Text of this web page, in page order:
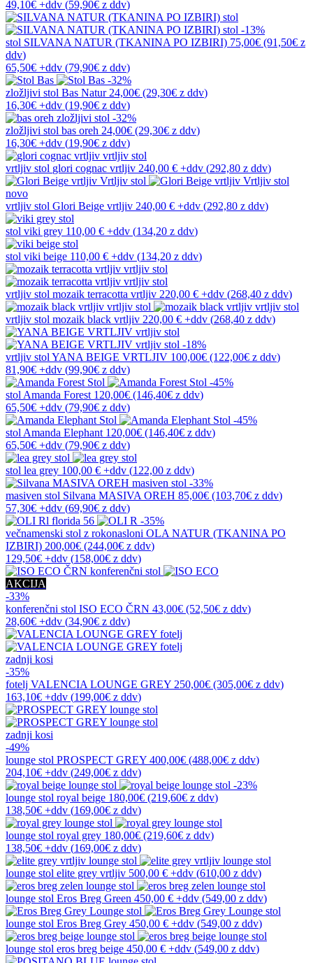
49,10€ +ddv (59,90€ z ddv)
-13%
stol SILVANA NATUR (TKANINA PO IZBIRI) 75,00€ (91,50€ z
ddv)
65,50€ +ddv (79,90€ z ddv)
-32%
zložljivi stol Bas Natur 24,00€ (29,30€ z ddv)
16,30€ +ddv (19,90€ z ddv)
-32%
zložljivi stol bas oreh 24,00€ (29,30€ z ddv)
16,30€ +ddv (19,90€ z ddv)
vrtljiv stol glori cognac vrtljiv 240,00 € +ddv (292,80 z ddv)
novo
vrtljiv stol Glori Beige vrtljiv 240,00 € +ddv (292,80 z ddv)
stol viki grey 110,00 € +ddv (134,20 z ddv)
stol viki beige 110,00 € +ddv (134,20 z ddv)
vrtljiv stol mozaik terracotta vrtljiv 220,00 € +ddv (268,40 z ddv)
vrtljiv stol mozaik black vrtljiv 220,00 € +ddv (268,40 z ddv)
-18%
vrtljiv stolYANA BEIGE VRTLJIV 100,00€ (122,00€ z ddv)
81,90€ +ddv (99,90€ z ddv)
-45%
stolAmanda Forest 120,00€ (146,40€ z ddv)
65,50€ +ddv (79,90€ z ddv)
-45%
stolAmanda Elephant 120,00€ (146,40€ z ddv)
65,50€ +ddv (79,90€ z ddv)
stol lea grey 100,00 € +ddv (122,00 z ddv)
-33%
masiven stol Silvana MASIVA OREH 85,00€ (103,70€ z ddv)
57,30€ +ddv (69,90€ z ddv)
-35%
večnamenski stol z rokonasloni OLA NATUR (TKANINA PO
IZBIRI) 200,00€ (244,00€ z ddv)
129,50€ +ddv (158,00€ z ddv)
AKCIJA
-33%
konferenčni stol ISO ECO ČRN 43,00€ (52,50€ z ddv)
28,60€ +ddv (34,90€ z ddv)
zadnji kosi
-35%
fotelj VALENCIA LOUNGE GREY 250,00€ (305,00€ z ddv)
163,10€ +ddv (199,00€ z ddv)
zadnji kosi
-49%
lounge stol PROSPECT GREY 400,00€ (488,00€ z ddv)
204,10€ +ddv (249,00€ z ddv)
-23%
lounge stol royal beige 180,00€ (219,60€ z ddv)
138,50€ +ddv (169,00€ z ddv)
lounge stol royal grey 180,00€ (219,60€ z ddv)
138,50€ +ddv (169,00€ z ddv)
lounge stol elite grey vrtljiv 500,00 € +ddv (610,00 z ddv)
lounge stol Eros Breg Green 450,00 € +ddv (549,00 z ddv)
lounge stol Eros Breg Grey 450,00 € +ddv (549,00 z ddv)
lounge stol eros breg beige 450,00 € +ddv (549,00 z ddv)